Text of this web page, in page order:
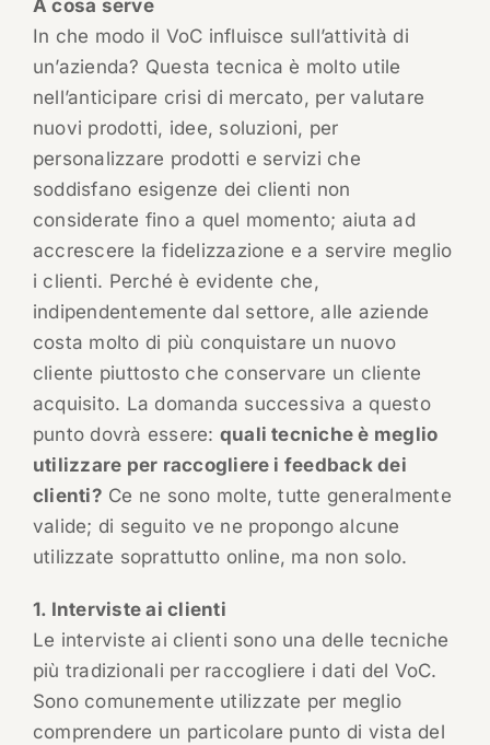
A cosa serve
In che modo il VoC influisce sull’attività di
un’azienda? Questa tecnica è molto utile
nell’anticipare crisi di mercato, per valutare
nuovi prodotti, idee, soluzioni, per
personalizzare prodotti e servizi che
soddisfano esigenze dei clienti non
considerate fino a quel momento; aiuta ad
accrescere la fidelizzazione e a servire meglio
i clienti. Perché è evidente che,
indipendentemente dal settore, alle aziende
costa molto di più conquistare un nuovo
cliente piuttosto che conservare un cliente
acquisito. La domanda successiva a questo
punto dovrà essere: quali tecniche è meglio
utilizzare per raccogliere i feedback dei
clienti? Ce ne sono molte, tutte generalmente
valide; di seguito ve ne propongo alcune
utilizzate soprattutto online, ma non solo.
1. Interviste ai clienti
Le interviste ai clienti sono una delle tecniche
più tradizionali per raccogliere i dati del VoC.
Sono comunemente utilizzate per meglio
comprendere un particolare punto di vista del